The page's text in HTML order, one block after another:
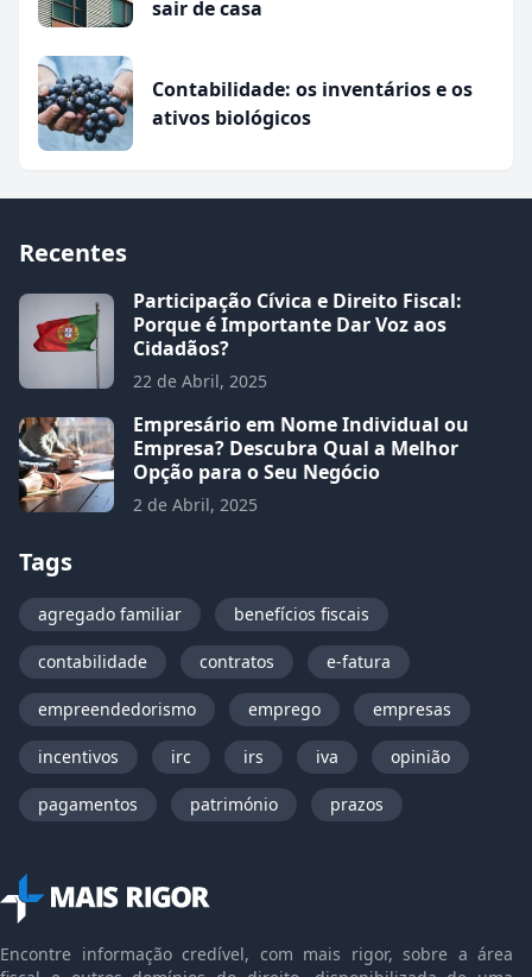
sair de casa
Contabilidade: os inventários e os
ativos biológicos
Encontre informação credível, com mais rigor, sobre a área
Recentes
Participação Cívica e Direito Fiscal:
Porque é Importante Dar Voz aos
Cidadãos?
22 de Abril, 2025
Empresário em Nome Individual ou
Empresa? Descubra Qual a Melhor
Opção para o Seu Negócio
2 de Abril, 2025
Tags
agregado familiar benefícios fiscais
contabilidade contratos e-fatura
empreendedorismo emprego empresas
incentivos irc irs iva opinião
pagamentos património prazos